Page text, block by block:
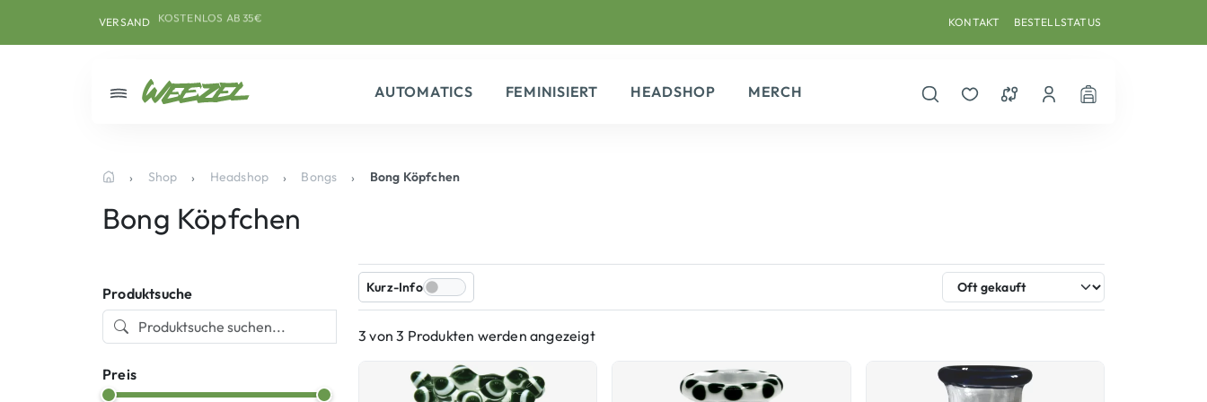
VERSAND
KONTAKT
BESTELLSTATUS
AUTOMATICS FEMINISIERT HEADSHOP
MERCH
Shop Headshop Bongs Bong Köpfchen
Bong Köpfchen
Produktsuche
Preis
Kurz-Info
3 von 3 Produkten werden angezeigt